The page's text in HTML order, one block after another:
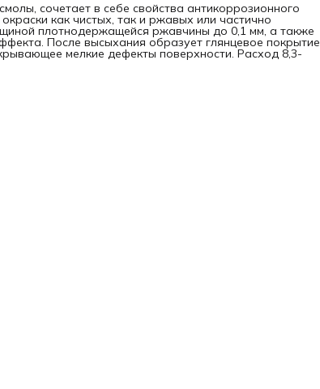
сочетает в себе свойства антикоррозионного
как чистых, так и ржавых или частично
плотнодержащейся ржавчины до 0,1 мм, а также
После высыхания образует глянцевое покрытие
мелкие дефекты поверхности. Расход 8,3-